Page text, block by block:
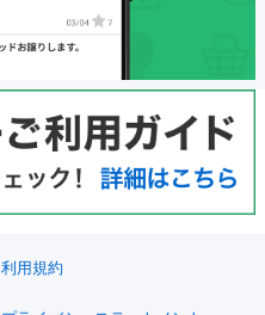
利用規約